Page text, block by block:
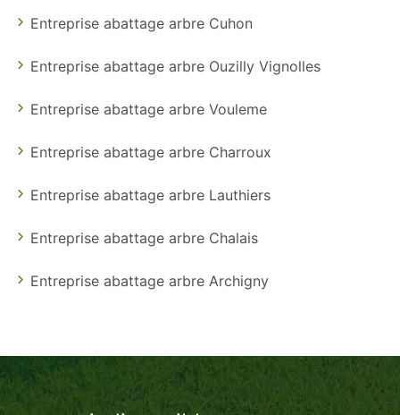
Entreprise abattage arbre Cuhon
Entreprise abattage arbre Ouzilly Vignolles
Entreprise abattage arbre Vouleme
Entreprise abattage arbre Charroux
Entreprise abattage arbre Lauthiers
Entreprise abattage arbre Chalais
Entreprise abattage arbre Archigny